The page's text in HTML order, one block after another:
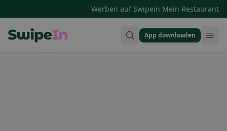
Werben auf Swipein·Mein Restaurant
App downloaden